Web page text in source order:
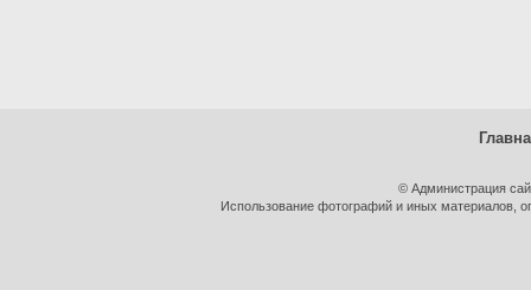
© Администрация
Использование фотографий и иных материалов,